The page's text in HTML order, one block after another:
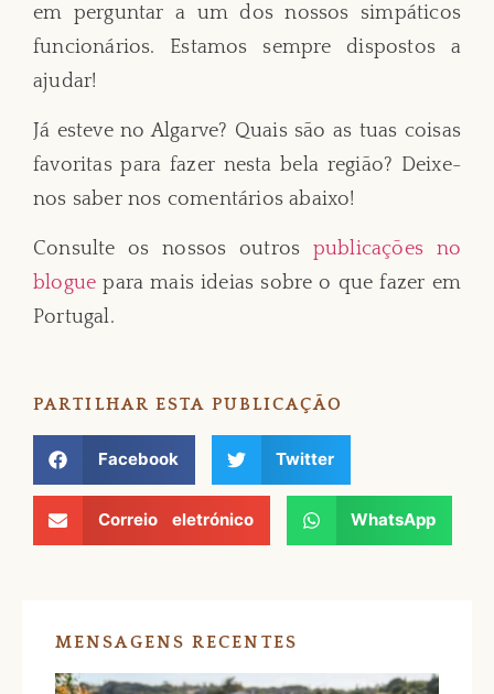
em perguntar a um dos nossos simpáticos
funcionários. Estamos sempre dispostos a
ajudar!
Já esteve no Algarve? Quais são as tuas coisas
favoritas para fazer nesta bela região? Deixe-
nos saber nos comentários abaixo!
Consulte os nossos outros publicações no
blogue para mais ideias sobre o que fazer em
Portugal.
PARTILHAR ESTA PUBLICAÇÃO
Facebook Twitter
Correio eletrónico WhatsApp
MENSAGENS RECENTES